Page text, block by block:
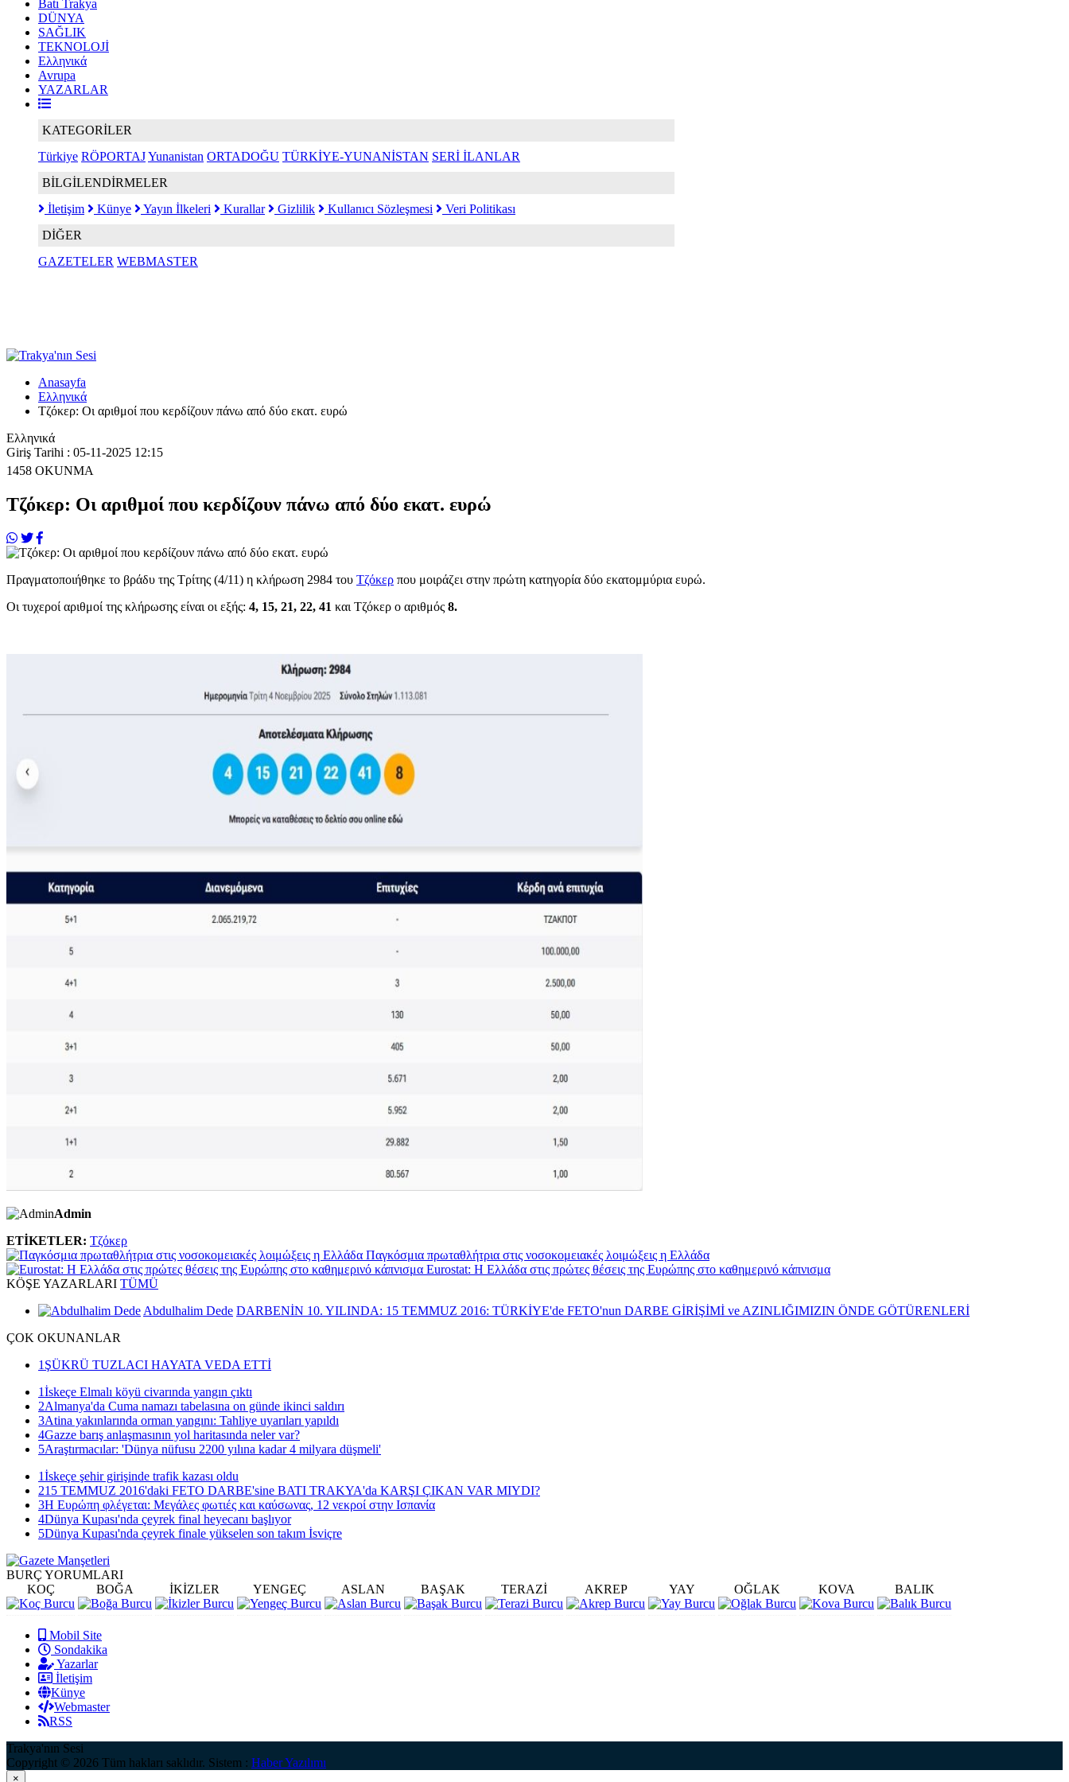
Batı Trakya
DÜNYA
SAĞLIK
TEKNOLOJİ
Ελληνικά
Avrupa
YAZARLAR
KATEGORİLER
Türkiye RÖPORTAJYunanistan ORTADOĞU TÜRKİYE-YUNANİSTAN SERİ İLANLAR
BİLGİLENDİRMELER
İletişim
Künye Yayın İlkeleri Kurallar Gizlilik Kullanıcı Sözleşmesi
Veri Politikası
DİĞER
GAZETELER WEBMASTER
Anasayfa
Ελληνικά
Τζόκερ: Οι αριθμοί που κερδίζουν πάνω από δύο εκατ. ευρώ
Ελληνικά
Giriş Tarihi : 05-11-2025 12:15
1458 OKUNMA
Τζόκερ: Οι αριθμοί που κερδίζουν πάνω από δύο εκατ. ευρώ
Πραγματοποιήθηκε το βράδυ της Τρίτης (4/11) η κλήρωση 2984 του Τζόκερ που μοιράζει στην πρώτη κατηγορία δύο εκατομμύρια ευρώ.
Οι τυχεροί αριθμοί της κλήρωσης είναι οι εξής: 4, 15, 21, 22, 41 και Τζόκερ ο αριθμός 8.
Admin
ETİKETLER: Τζόκερ
Παγκόσμια πρωταθλήτρια στις νοσοκομειακές λοιμώξεις η Ελλάδα
Eurostat: Η Ελλάδα στις πρώτες θέσεις της Ευρώπης στο καθημερινό κάπνισμα
KÖŞE YAZARLARI TÜMÜ
Abdulhalim Dede DARBENİN 10. YILINDA: 15 TEMMUZ 2016: TÜRKİYE'de FETO'nun DARBE GİRİŞİMİ ve AZINLIĞIMIZIN ÖNDE GÖTÜRENLERİ
ÇOK OKUNANLAR
1 ŞÜKRÜ TUZLACI HAYATA VEDA ETTİ
1İskeçe Elmalı köyü civarında yangın çıktı
2Almanya'da Cuma namazı tabelasına on günde ikinci saldırı
3Atina yakınlarında orman yangını: Tahliye uyarıları yapıldı
4Gazze barış anlaşmasının yol haritasında neler var?
5Araştırmacılar: 'Dünya nüfusu 2200 yılına kadar 4 milyara düşmeli'
1İskeçe şehir girişinde trafik kazası oldu
215 TEMMUZ 2016'daki FETO DARBE'sine BATI TRAKYA'da KARŞI ÇIKAN VAR MIYDI?
3Η Ευρώπη φλέγεται: Μεγάλες φωτιές και καύσωνας, 12 νεκροί στην Ισπανία
4Dünya Kupası'nda çeyrek final heyecanı başlıyor
5Dünya Kupası'nda çeyrek finale yükselen son takım İsviçre
BURÇ YORUMLARI
KOÇ
BOĞA İKİZLER YENGEÇ ASLAN BAŞAK TERAZİ AKREP YAY OĞLAK KOVA BALIK
Mobil Site
Sondakika
Yazarlar
İletişim
Künye
Webmaster
RSS
Trakya'nın Sesi
Copyright © 2026 Tüm hakları saklıdır. Sistem : Haber Yazılımı
×